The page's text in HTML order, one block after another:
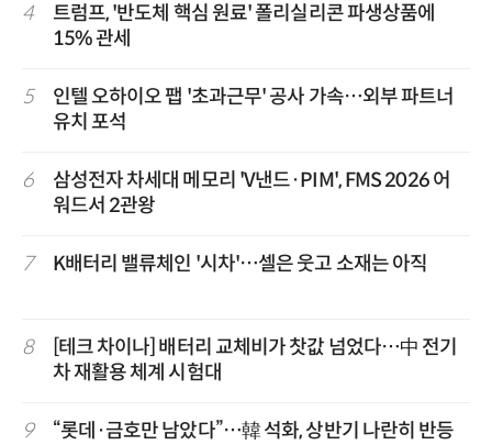
4
트럼프, '반도체 핵심 원료' 폴리실리콘 파생상품에
15% 관세
5
인텔 오하이오 팹 '초과근무' 공사 가속…외부 파트너
유치 포석
6
삼성전자 차세대 메모리 'V낸드·PIM', FMS 2026 어
워드서 2관왕
7 K배터리 밸류체인 '시차'…셀은 웃고 소재는 아직
8
[테크 차이나] 배터리 교체비가 찻값 넘었다…中 전기
차 재활용 체계 시험대
9 “롯데·금호만 남았다”…韓 석화, 상반기 나란히 반등